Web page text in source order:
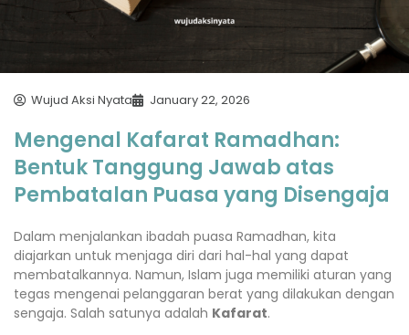
Wujud Aksi Nyata January 22, 2026
Mengenal Kafarat Ramadhan:
Bentuk Tanggung Jawab atas
Pembatalan Puasa yang Disengaja
Dalam menjalankan ibadah puasa Ramadhan, kita
diajarkan untuk menjaga diri dari hal-hal yang dapat
membatalkannya. Namun, Islam juga memiliki aturan yang
tegas mengenai pelanggaran berat yang dilakukan dengan
sengaja. Salah satunya adalah Kafarat.